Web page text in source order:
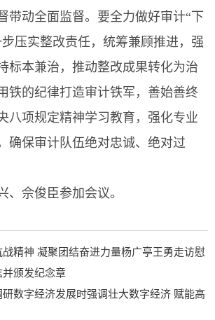
带动全面监督。要全力做好审计“下
压实整改责任，统筹兼顾推进，强
标本兼治，推动整改成果转化为治
铁的纪律打造审计铁军，善始善终
八项规定精神学习教育，强化专业
确保审计队伍绝对忠诚、绝对过
、佘俊臣参加会议。
战精神 凝聚团结奋进力量杨广亭王勇走访慰
颁发纪念章
数字经济发展时强调壮大数字经济 赋能高